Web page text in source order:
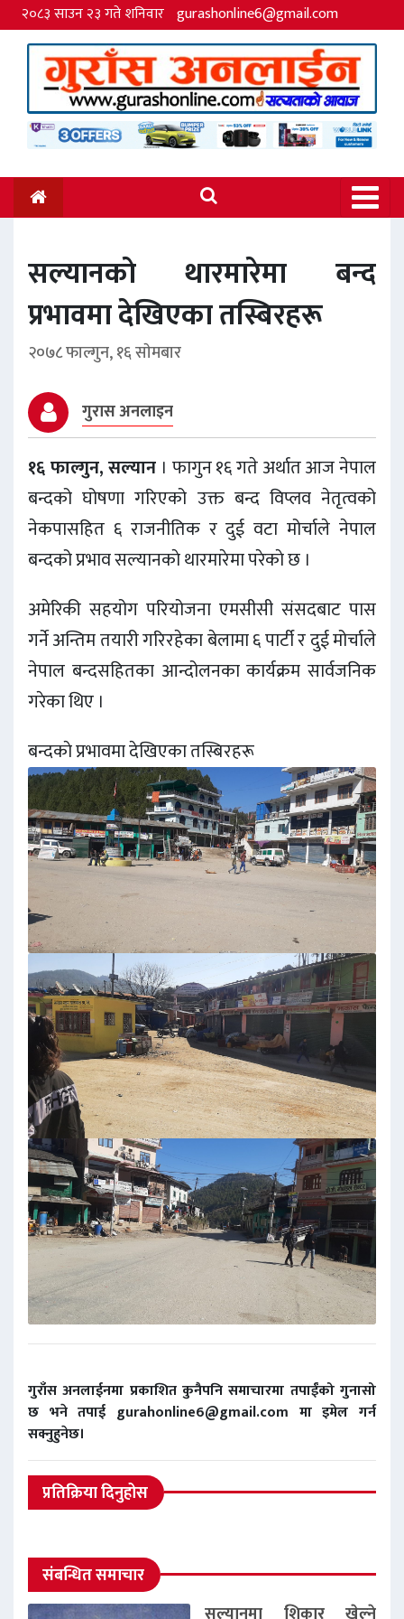
२०८३ साउन २३ गते शनिवार gurashonline6@gmail.com
सल्यानकाे थारमारेमा बन्द
प्रभावमा देखिएका तस्बिरहरू
२०७८ फाल्गुन, १६ साेमबार
गुरास अनलाइन
१६ फाल्गुन, सल्यान । फागुन १६ गते अर्थात आज नेपाल
बन्दको घोषणा गरिएको उक्त बन्द विप्लव नेतृत्वको
नेकपासहित ६ राजनीतिक र दुई वटा मोर्चाले नेपाल
बन्दको प्रभाव सल्यानकाे थारमारेमा परेकाे छ ।
अमेरिकी सहयोग परियोजना एमसीसी संसदबाट पास
गर्ने अन्तिम तयारी गरिरहेका बेलामा ६ पार्टी र दुई मोर्चाले
नेपाल बन्दसहितका आन्दोलनका कार्यक्रम सार्वजनिक
गरेका थिए ।
बन्दकाे प्रभावमा देखिएका तस्बिरहरू
गुराँस अनलाईनमा प्रकाशित कुनैपनि समाचारमा तपाईंको गुनासो
छ भने तपाई gurahonline6@gmail.com मा इमेल गर्न
सक्नुहुनेछ।
प्रतिक्रिया दिनुहोस
संबन्धित समाचार